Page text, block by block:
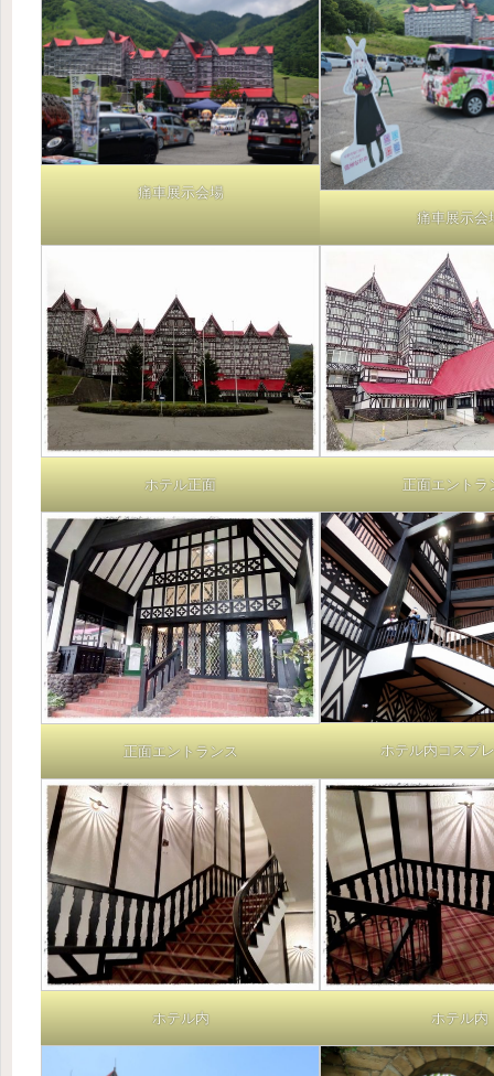
痛車展示会場
痛車展示会
ホテル正面 正面エントラ
正面エントランス ホテル内コスプ
ホテル内 ホテル内